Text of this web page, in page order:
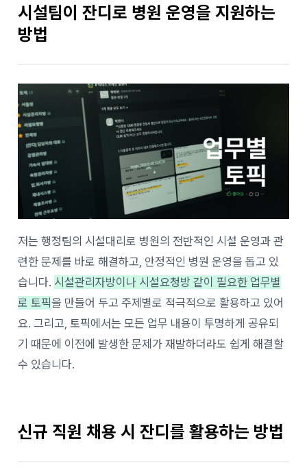
시설팀이 잔디로 병원 운영을 지원하는
방법
저는 행정팀의 시설대리로 병원의 전반적인 시설 운영과 관
련한 문제를 바로 해결하고, 안정적인 병원 운영을 돕고 있
습니다. 시설관리자방이나 시설요청방 같이 필요한 업무별
로 토픽을 만들어 두고 주제별로 적극적으로 활용하고 있어
요. 그리고, 토픽에서는 모든 업무 내용이 투명하게 공유되
기 때문에 이전에 발생한 문제가 재발하더라도 쉽게 해결할
수 있습니다.
신규 직원 채용 시 잔디를 활용하는 방법